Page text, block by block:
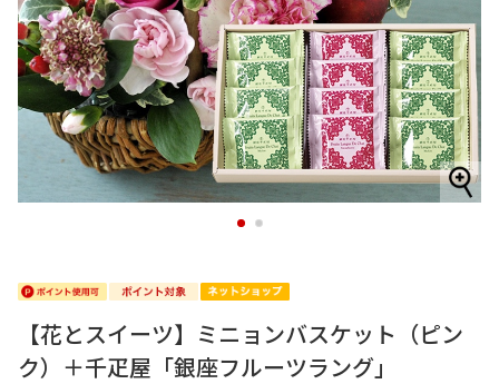
1 2
【花とスイーツ】ミニョンバスケット（ピン
ク）＋千疋屋「銀座フルーツラング」